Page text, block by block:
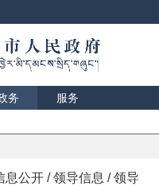
务
服务
息公开 /领导信息 /领导